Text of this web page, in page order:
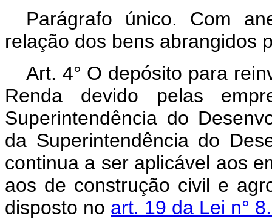
Parágrafo único. Com
relação dos bens abrangidos
Art. 4° O depósito para
Renda devido pelas
Superintendência do
da Superintendência do
continua a ser aplicável aos
aos de construção civil e
disposto no art. 19 da Lei n°